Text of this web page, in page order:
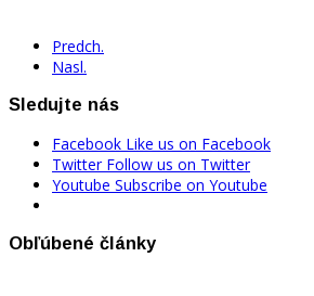
Predch.
Nasl.
Sledujte nás
Facebook Like us on Facebook
Twitter Follow us on Twitter
Youtube Subscribe on Youtube
Obľúbené články